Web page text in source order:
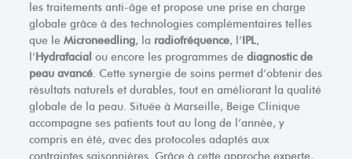
les traitements anti-âge et propose une prise en charge
globale grâce à des technologies complémentaires telles
que le Microneedling, la radiofréquence, l’IPL,
l’Hydrafacial ou encore les programmes de diagnostic de
peau avancé. Cette synergie de soins permet d’obtenir des
résultats naturels et durables, tout en améliorant la qualité
globale de la peau. Située à Marseille, Beige Clinique
accompagne ses patients tout au long de l’année, y
compris en été, avec des protocoles adaptés aux